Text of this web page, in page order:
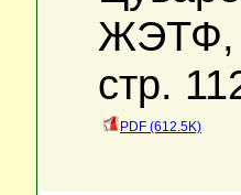
ЖЭТФ,
стр.
PDF (612.5K)